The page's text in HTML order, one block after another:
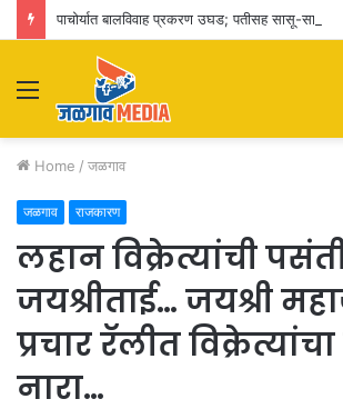
Menu
Home / जळगाव
जळगाव राजकारण
लहान विक्रेत्यांची
जयश्रीताई… जयश्री
प्रचार रॅलीत
नारा…